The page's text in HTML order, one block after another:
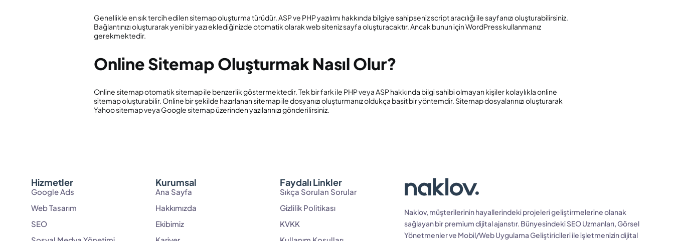
Genellikle en sık tercih edilen sitemap oluşturma türüdür. ASP ve PHP yazılımı hakkında bilgiye sahipseniz script aracılığı ile sayfanızı oluşturabilirsiniz.
Bağlantınızı oluşturarak yeni bir yazı eklediğinizde otomatik olarak web siteniz sayfa oluşturacaktır. Ancak bunun için WordPress kullanmanız
gerekmektedir.
Online Sitemap Oluşturmak Nasıl Olur?
Online sitemap otomatik sitemap ile benzerlik göstermektedir. Tek bir fark ile PHP veya ASP hakkında bilgi sahibi olmayan kişiler kolaylıkla online
sitemap oluşturabilir. Online bir şekilde hazırlanan sitemap ile dosyanızı oluşturmanız oldukça basit bir yöntemdir. Sitemap dosyalarınızı oluşturarak
Yahoo sitemap veya Google sitemap üzerinden yazılarınızı gönderilirsiniz.
Hizmetler
Google Ads
Web Tasarım
SEO
Kurumsal
Ana Sayfa
Hakkımızda
Ekibimiz
Faydalı Linkler
Sıkça Sorulan Sorular
Gizlilik Politikası
KVKK
Naklov, müşterilerinin hayallerindeki projeleri geliştirmelerine olanak
sağlayan bir premium dijital ajanstır. Bünyesindeki SEO Uzmanları, Görsel
Yönetmenler ve Mobil/Web Uygulama Geliştiricileri ile işletmenizin dijital